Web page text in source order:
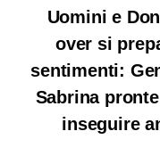
Uomini e
over si
sentimenti:
Sabrina
inseguire